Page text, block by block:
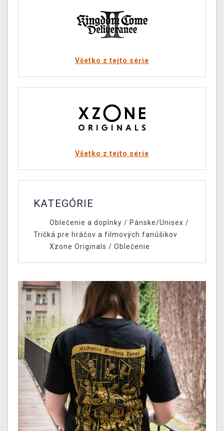
Všetko z tejto série
Všetko z tejto série
KATEGÓRIE
Oblečenie a doplnky / Pánske/Unisex /
Tričká pre hráčov a filmových fanúšikov
Xzone Originals / Oblečenie